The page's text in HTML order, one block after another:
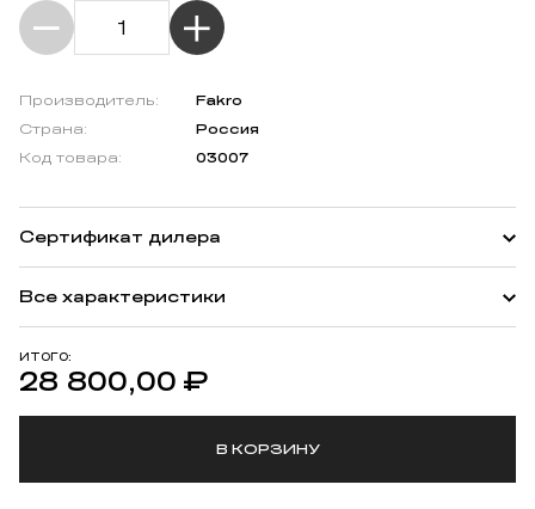
ИТОГО:
28 800,00 ₽
В КОРЗИНУ
Производитель:
Fakro
Страна:
Россия
Код товара:
03007
Все характеристики
Сертификат дилера